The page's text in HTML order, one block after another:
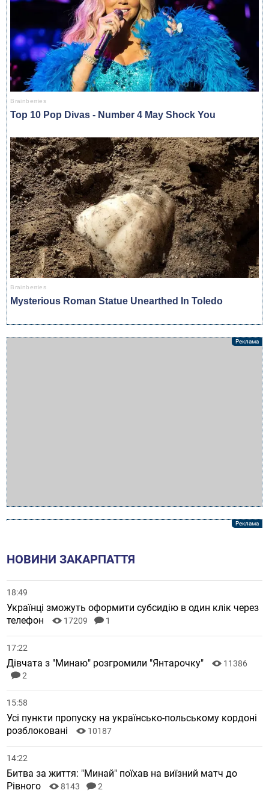
НОВИНИ ЗАКАРПАТТЯ
18:49
Українці зможуть оформити субсидію в один клік через
телефон
17209 1
17:22
Дівчата з "Минаю" розгромили "Янтарочку"
11386
2
15:58
Усі пункти пропуску на українсько-польському кордоні
розблоковані
10187
14:22
Битва за життя: "Минай" поїхав на виїзний матч до
Рівного
8143 2